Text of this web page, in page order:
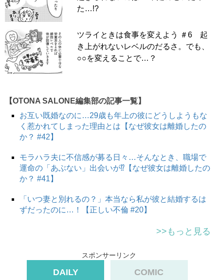
1 2
た…!?
ツライときは食事を変えよう ＃6 起
き上がれないレベルのだるさ。でも、
○○を変えることで…？
【OTONA SALONE編集部の記事一覧】
お互い既婚なのに…29歳も年上の彼にどうしようもな
く惹かれてしまった理由とは【なぜ彼女は離婚したの
か？ #42】
モラハラ夫に不信感が募る日々…そんなとき、職場で
運命の「あぶない」出会いが⁉【なぜ彼女は離婚したの
か？ #41】
「いつ妻と別れるの？」本当なら私が彼と結婚するは
ずだったのに…！【正しい不倫 #20】
>>もっと見る
スポンサーリンク
DAILY COMIC